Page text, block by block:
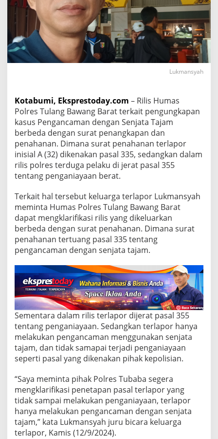
K
a
s
u
e
c
a
m
a
n
M
i
n
t
o
l
r
e
s
l
r
i
f
i
k
a
s
M
a
s
l
h
P
a
s
a
Lukmansyah
Kotabumi, Eksprestoday.com – Rilis Humas
Polres Tulang Bawang Barat terkait pengungkapan
kasus Pengancaman dengan Senjata Tajam
berbeda dengan surat penangkapan dan
penahanan. Dimana surat penahanan terlapor
inisial A (32) dikenakan pasal 335, sedangkan dalam
rilis polres terduga pelaku di jerat pasal 355
tentang penganiayaan berat.
Terkait hal tersebut keluarga terlapor Lukmansyah
meminta Humas Polres Tulang Bawang Barat
dapat mengklarifikasi rilis yang dikeluarkan
berbeda dengan surat penahanan. Dimana surat
penahanan tertuang pasal 335 tentang
pengancaman dengan senjata tajam.
Sementara dalam rilis terlapor dijerat pasal 355
tentang penganiayaan. Sedangkan terlapor hanya
melakukan pengancaman menggunakan senjata
tajam, dan tidak samapai terjadi penganiayaan
seperti pasal yang dikenakan pihak kepolisian.
“Saya meminta pihak Polres Tubaba segera
mengklarifikasi penetapan pasal terlapor yang
tidak sampai melakukan penganiayaan, terlapor
hanya melakukan pengancaman dengan senjata
tajam,” kata Lukmansyah juru bicara keluarga
terlapor, Kamis (12/9/2024).